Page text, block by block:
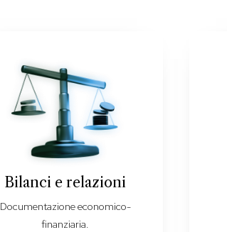
Bilanci e relazioni
Documentazione economico-
finanziaria.